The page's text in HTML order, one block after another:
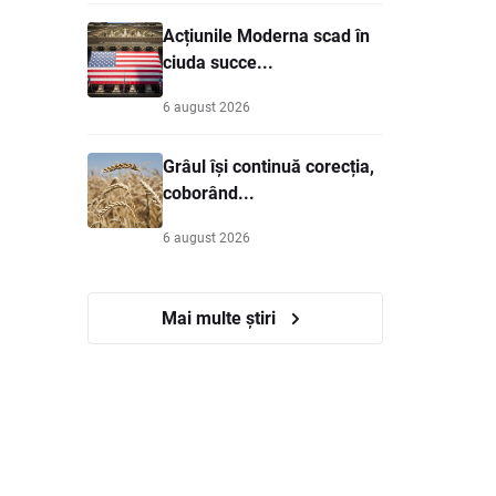
Acțiunile Moderna scad în
ciuda succe...
6 august 2026
Grâul își continuă corecția,
coborând...
6 august 2026
Mai multe știri